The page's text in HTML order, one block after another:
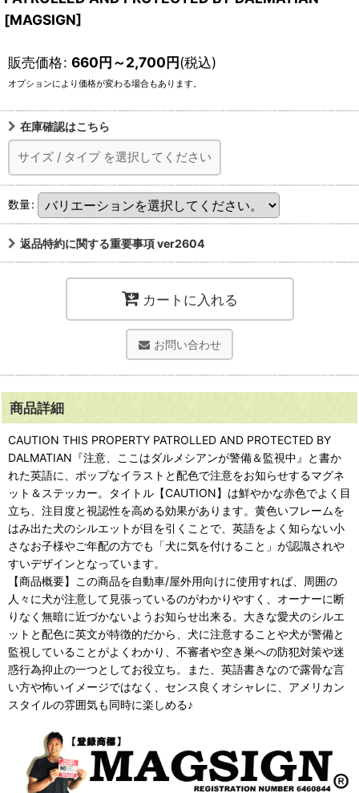
[MAGSIGN]
販売価格: 660円～2,700円(税込)
オプションにより価格が変わる場合もあります。
在庫確認はこちら
サイズ / タイプ を選択してください
数量:
返品特約に関する重要事項 ver2604
カートに入れる
お問い合わせ
商品詳細
CAUTION THIS PROPERTY PATROLLED AND PROTECTED BY
DALMATIAN『注意、ここはダルメシアンが警備＆監視中』と書か
れた英語に、ポップなイラストと配色で注意をお知らせするマグネ
ット＆ステッカー。タイトル【CAUTION】は鮮やかな赤色でよく目
立ち、注目度と視認性を高める効果があります。黄色いフレームを
はみ出た犬のシルエットが目を引くことで、英語をよく知らない小
さなお子様やご年配の方でも「犬に気を付けること」が認識されや
すいデザインとなっています。
【商品概要】この商品を自動車/屋外用向けに使用すれば、周囲の
人々に犬が注意して見張っているのがわかりやすく、オーナーに断
りなく無暗に近づかないようお知らせ出来る。大きな愛犬のシルエ
ットと配色に英文が特徴的だから、犬に注意することや犬が警備と
監視していることがよくわかり、不審者や空き巣への防犯対策や迷
惑行為抑止の一つとしてお役立ち。また、英語書きなので露骨な言
い方や怖いイメージではなく、センス良くオシャレに、アメリカン
スタイルの雰囲気も同時に楽しめる♪